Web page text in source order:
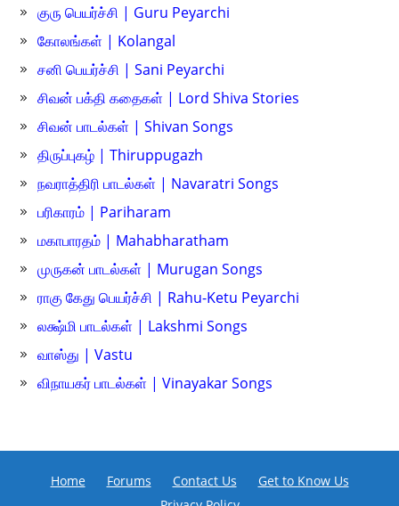
குரு பெயர்ச்சி | Guru Peyarchi
கோலங்கள் | Kolangal
சனி பெயர்ச்சி | Sani Peyarchi
சிவன் பக்தி கதைகள் | Lord Shiva Stories
சிவன் பாடல்கள் | Shivan Songs
திருப்புகழ் | Thiruppugazh
நவராத்திரி பாடல்கள் | Navaratri Songs
பரிகாரம் | Pariharam
மகாபாரதம் | Mahabharatham
முருகன் பாடல்கள் | Murugan Songs
ராகு கேது பெயர்ச்சி | Rahu-Ketu Peyarchi
லக்ஷ்மி பாடல்கள் | Lakshmi Songs
வாஸ்து | Vastu
விநாயகர் பாடல்கள் | Vinayakar Songs
Home Forums Contact Us
Get to Know Us